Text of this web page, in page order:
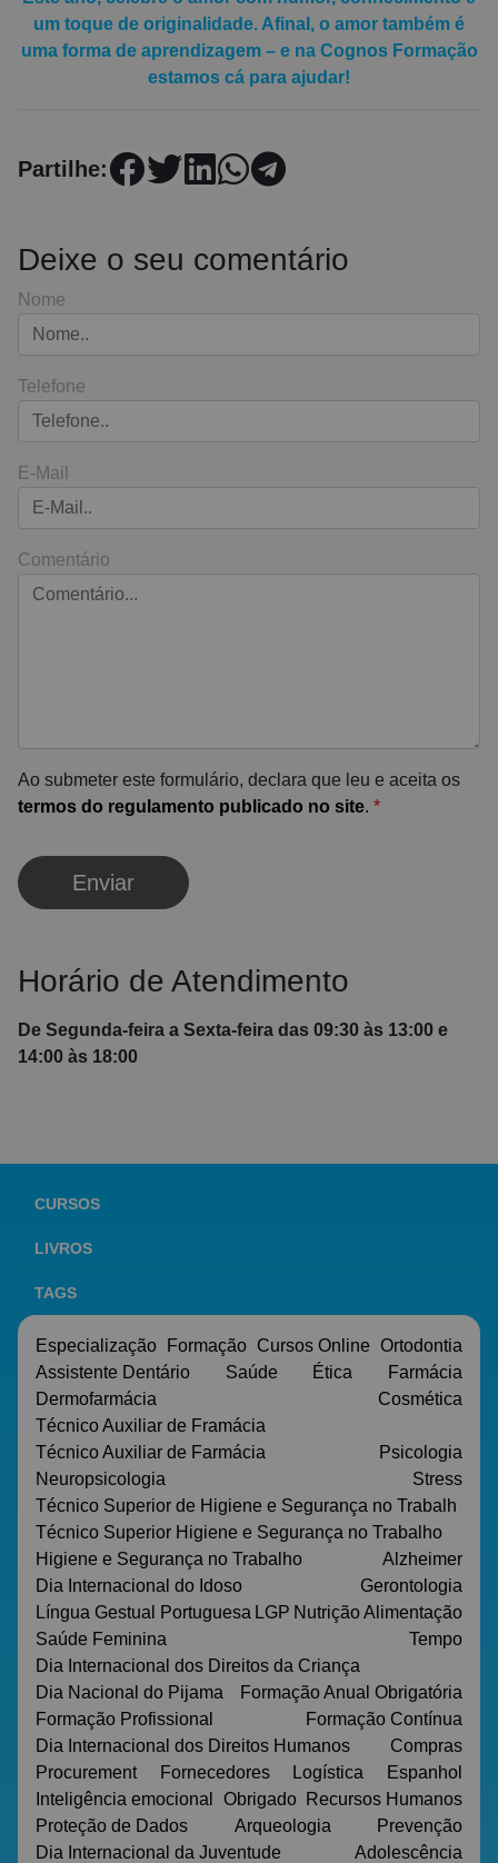
CURSOS
LIVROS
TAGS
Especialização Formação Cursos Online Ortodontia
Assistente Dentário
Saúde Ética
Farmácia
Dermofarmácia
Cosmética
Técnico Auxiliar de Framácia
Técnico Auxiliar de Farmácia
Psicologia
Neuropsicologia
Stress
Técnico Superior de Higiene e Segurança no Trabalh
Técnico Superior Higiene e Segurança no Trabalho
Higiene e Segurança no Trabalho
Alzheimer
Dia Internacional do Idoso
Gerontologia
Língua Gestual Portuguesa LGP NutriçãoAlimentação
Saúde Feminina
Tempo
Dia Internacional dos Direitos da Criança
Dia Nacional do Pijama
Formação Anual Obrigatória
Formação Profissional
Formação Contínua
Dia Internacional dos Direitos Humanos
Compras
Procurement
Fornecedores Logística
Espanhol
Inteligência emocional
Obrigado
Recursos Humanos
Proteção de Dados
Arqueologia
Prevenção
Dia Internacional da Juventude
Adolescência
um toque de originalidade. Afinal, o amor também é
uma forma de aprendizagem – e na Cognos Formação
estamos cá para ajudar!
Partilhe:
Deixe o seu comentário
Nome
Telefone
E-Mail
Comentário
Ao submeter este formulário, declara que leu e aceita os
termos do regulamento publicado no site. *
Enviar
Horário de Atendimento
De Segunda-feira a Sexta-feira das 09:30 às 13:00 e
14:00 às 18:00